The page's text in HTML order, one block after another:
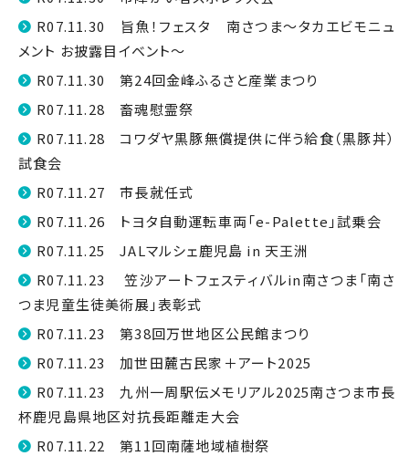
R07.11.30 旨魚！フェスタ 南さつま～タカエビモニュ
メント お披露目イベント～
R07.11.30 第24回金峰ふるさと産業まつり
R07.11.28 畜魂慰霊祭
R07.11.28 コワダヤ黒豚無償提供に伴う給食（黒豚丼）
試食会
R07.11.27 市長就任式
R07.11.26 トヨタ自動運転車両「e-Palette」試乗会
R07.11.25 JALマルシェ鹿児島 in 天王洲
R07.11.23 笠沙アートフェスティバルin南さつま「南さ
つま児童生徒美術展」表彰式
R07.11.23 第38回万世地区公民館まつり
R07.11.23 加世田麓古民家＋アート2025
R07.11.23 九州一周駅伝メモリアル2025南さつま市長
杯鹿児島県地区対抗長距離走大会
R07.11.22 第11回南薩地域植樹祭